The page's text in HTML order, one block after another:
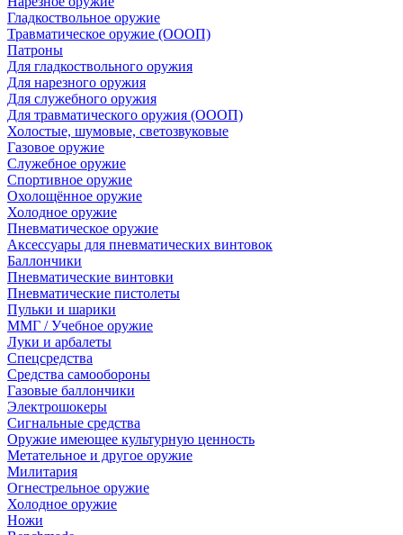
Гладкоствольное оружие
Травматическое оружие (ОООП)
Патроны
Для гладкоствольного оружия
Для нарезного оружия
Для служебного оружия
Для травматического оружия (ОООП)
Холостые, шумовые, светозвуковые
Газовое оружие
Служебное оружие
Спортивное оружие
Охолощённое оружие
Холодное оружие
Пневматическое оружие
Аксессуары для пневматических винтовок
Баллончики
Пневматические винтовки
Пневматические пистолеты
Пульки и шарики
ММГ / Учебное оружие
Луки и арбалеты
Спецсредства
Средства самообороны
Газовые баллончики
Электрошокеры
Сигнальные средства
Оружие имеющее культурную ценность
Метательное и другое оружие
Милитария
Огнестрельное оружие
Холодное оружие
Ножи